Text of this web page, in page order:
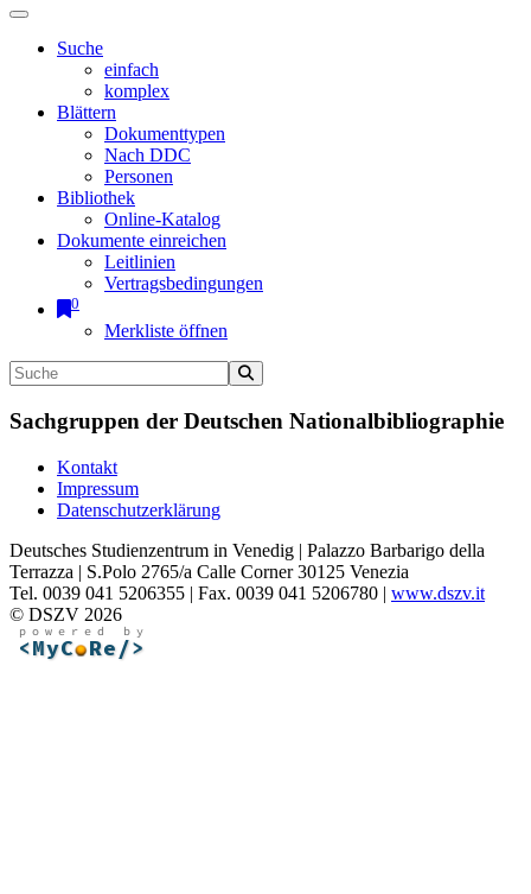
Suche
einfach
komplex
Blättern
Dokumenttypen
Nach DDC
Personen
Bibliothek
Online-Katalog
Dokumente einreichen
Leitlinien
Vertragsbedingungen
0
Merkliste öffnen
Sachgruppen der Deutschen Nationalbibliographie
Kontakt
Impressum
Datenschutzerklärung
Deutsches Studienzentrum in Venedig | Palazzo Barbarigo della
Terrazza | S.Polo 2765/a Calle Corner 30125 Venezia
Tel. 0039 041 5206355 | Fax. 0039 041 5206780 | www.dszv.it
© DSZV 2026